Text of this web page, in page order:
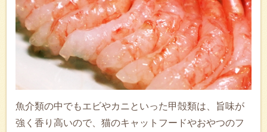
魚介類の中でもエビやカニといった甲殻類は、旨味が
強く香り高いので、猫のキャットフードやおやつのフ